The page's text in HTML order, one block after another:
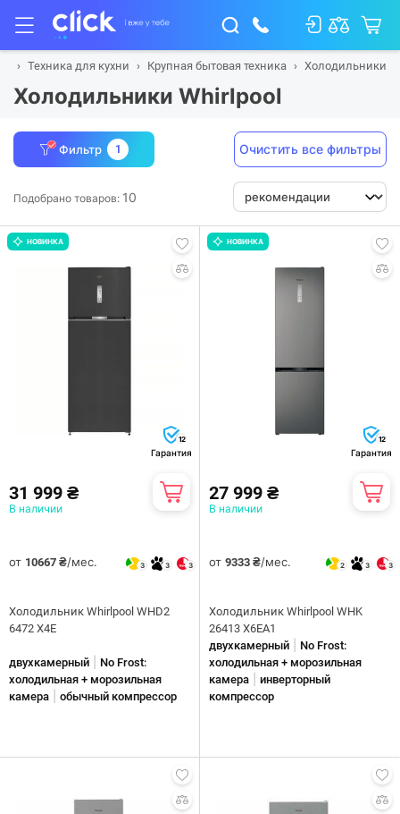
Техника для кухни Крупная бытовая техника Холодильники
Холодильники Whirlpool
Фильтр 1 Очистить все фильтры
Подобрано товаров: 10
НОВИНКА
12
Гарантия
31 999 ₴
В наличии
от 10667 ₴/мес. 3 3 3
Холодильник Whirlpool WHD2
6472 X4E
двухкамерный
No Frost:
холодильная + морозильная
камера
обычный компрессор
НОВИНКА
12
Гарантия
27 999 ₴
В наличии
от 9333 ₴/мес. 2 3 3
Холодильник Whirlpool WHK
26413 X6EA1
двухкамерный
No Frost:
холодильная + морозильная
камера
инверторный
компрессор